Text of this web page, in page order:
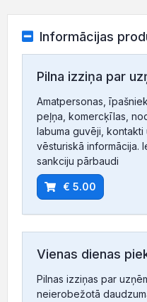
Informācijas
Pilna izziņa par
Amatpersonas,
peļņa, komercķīlas,
labuma guvēji, kontakti
vēsturiskā informācija.
sankciju pārbaudi
€ 5.00
Vienas dienas
Pilnas izziņas par
neierobežotā